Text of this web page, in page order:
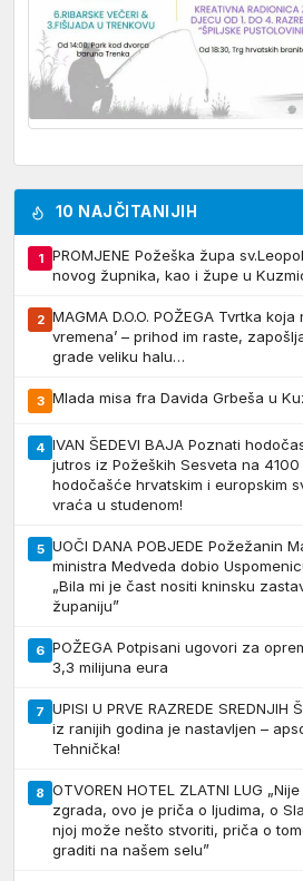
10 NAJČITANIJIH
1
PROMJENE Požeška župa
novog župnika, kao i župe u
2 MAGMA D.O.O. POŽEGA Tvrtka
vremena’ – prihod im raste,
grade veliku halu…
3 Mlada misa fra Davida Grbeša u
4 IVAN ŠEDEVI BAJA Poznati
jutros iz Požeških Sesveta na
hodočašće hrvatskim i europskim
vraća u studenom!
5 UOČI DANA POBJEDE Požežanin
ministra Medveda dobio
„Bila mi je čast nositi kninsku
županiju”
6 POŽEGA Potpisani ugovori za
3,3 milijuna eura
7 UPISI U PRVE RAZREDE SREDNJIH
iz ranijih godina je nastavljen –
Tehnička!
8 OTVOREN HOTEL ZLATNI LUG
zgrada, ovo je priča o ljudima, o
njoj može nešto stvoriti, priča o
graditi na našem selu”